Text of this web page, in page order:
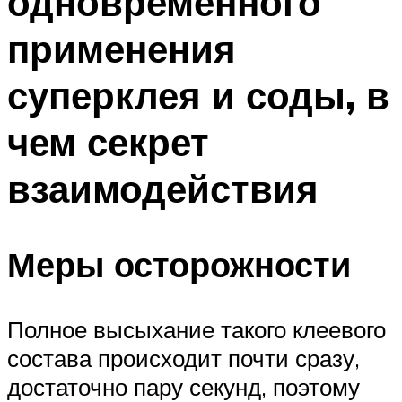
применения
суперклея и соды, в
чем секрет
взаимодействия
Меры осторожности
Полное высыхание такого клеевого
состава происходит почти сразу,
достаточно пару секунд, поэтому